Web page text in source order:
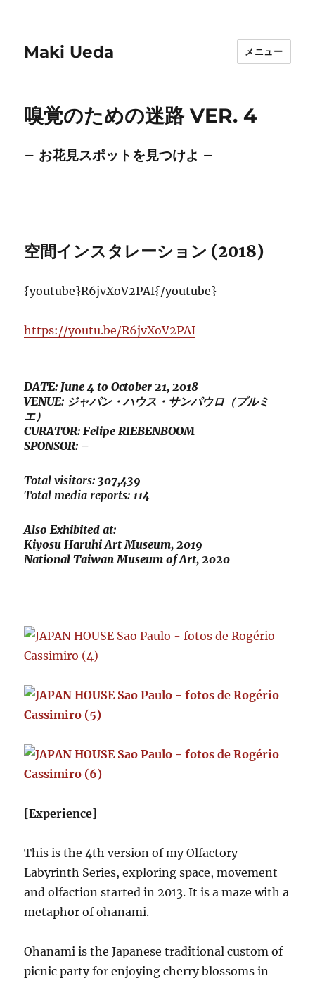
Maki Ueda メニュー
嗅覚のための迷路 VER. 4
– お花見スポットを見つけよ –
空間インスタレーション (2018)
{youtube}R6jvXoV2PAI{/youtube}
https://youtu.be/R6jvXoV2PAI
DATE: June 4 to October 21, 2018
VENUE: ジャパン・ハウス・サンパウロ（プルミ
エ）
CURATOR: Felipe RIEBENBOOM
SPONSOR: –
Total visitors: 307,439
Total media reports: 114
Also Exhibited at:
Kiyosu Haruhi Art Museum, 2019
National Taiwan Museum of Art, 2020
[Experience]
This is the 4th version of my Olfactory
Labyrinth Series, exploring space, movement
and olfaction started in 2013. It is a maze with a
metaphor of ohanami.
Ohanami is the Japanese traditional custom of
picnic party for enjoying cherry blossoms in